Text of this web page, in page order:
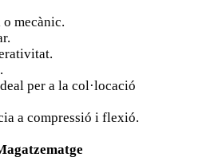
o mecànic.
per a la col·locació
a compressió i flexió.